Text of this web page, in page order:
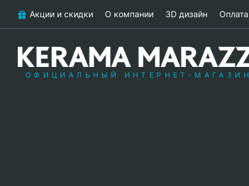
Акции и скидки О компании 3D дизайн Оплата
ОФИЦИАЛЬНЫЙ ИНТЕРНЕТ-МАГАЗИН